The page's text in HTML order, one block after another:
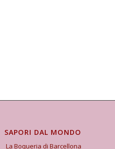
SAPORI DAL MONDO
La Boqueria di Barcellona